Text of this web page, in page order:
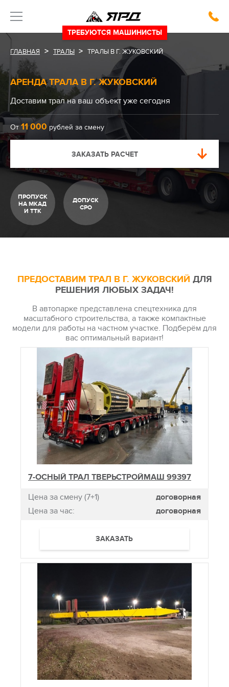
ТРЕБУЮТСЯ МАШИНИСТЫ
ГЛАВНАЯ > ТРАЛЫ > ТРАЛЫ В Г. ЖУКОВСКИЙ
АРЕНДА ТРАЛА В Г. ЖУКОВСКИЙ
Доставим трал на ваш объект уже сегодня
от 11 000 рублей за смену
ЗАКАЗАТЬ РАСЧЕТ
ПРОПУСК
НА МКАД
И ТТК
ДОПУСК
СРО
ПРЕДОСТАВИМ ТРАЛ В Г. ЖУКОВСКИЙ ДЛЯ
РЕШЕНИЯ ЛЮБЫХ ЗАДАЧ!
В автопарке представлена спецтехника для
масштабного строительства, а также компактные
модели для работы на частном участке. Подберём для
вас оптимальный вариант!
7-ОСНЫЙ ТРАЛ ТВЕРЬСТРОЙМАШ 99397
Цена за смену (7+1)
договорная
Цена за час:
договорная
ЗАКАЗАТЬ